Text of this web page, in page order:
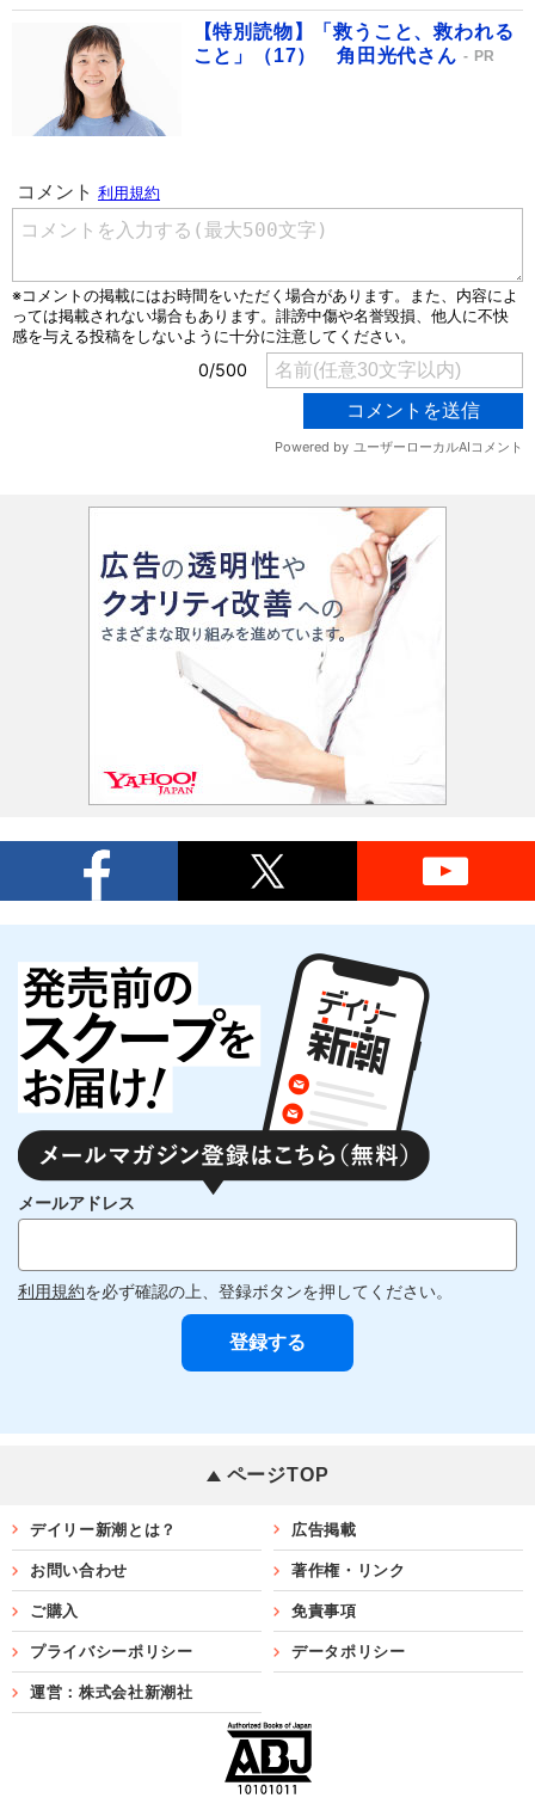
【特別読物】「救うこと、救われる
こと」（17） 角田光代さん
PR
メールアドレス
利用規約を必ず確認の上、登録ボタンを押してください。
ページTOP
デイリー新潮とは？ 広告掲載
お問い合わせ 著作権・リンク
ご購入 免責事項
プライバシーポリシー データポリシー
運営：株式会社新潮社